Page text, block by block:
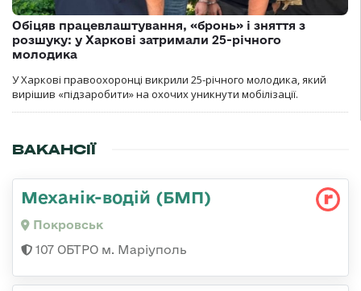
Обіцяв працевлаштування, «бронь» і зняття з
розшуку: у Харкові затримали 25-річного
молодика
У Харкові правоохоронці викрили 25-річного молодика, який
вирішив «підзаробити» на охочих уникнути мобілізації.
ВАКАНСІЇ
Механік-водій (БМП)
Покровськ
107 ОБТРО м. Маріуполь